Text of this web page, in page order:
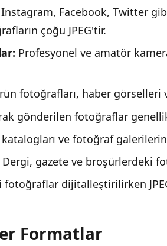
Instagram, Facebook, Twitter
çoğu JPEG'tir.
Profesyonel ve amatör
fotoğrafları, haber
gönderilen fotoğraflar
ve fotoğraf
Dergi, gazete ve broşürlerdeki
fotoğraflar dijitalleştirilirken
Formatlar